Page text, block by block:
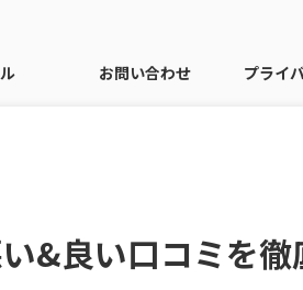
お問い合わせ プライ
&良い口コミを徹